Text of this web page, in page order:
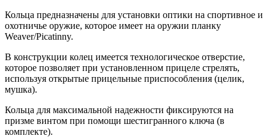
Кольца предназначены для установки оптики на спортивное и
охотничье оружие, которое имеет на оружии планку
Weaver/Picatinny.
В конструкции колец имеется технологическое отверстие,
которое позволяет при установленном прицеле стрелять,
используя открытые прицельные приспособления (целик,
мушка).
Кольца для максимальной надежности фиксируются на
призме винтом при помощи шестигранного ключа (в
комплекте).